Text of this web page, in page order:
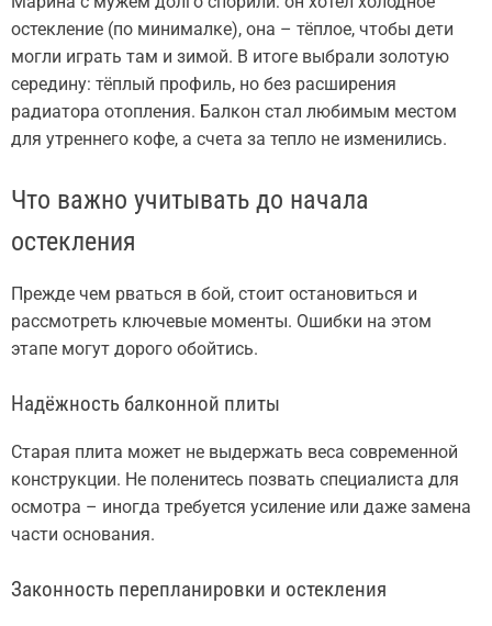
остекление (по минималке), она – тёплое, чтобы дети
могли играть там и зимой. В итоге выбрали золотую
середину: тёплый профиль, но без расширения
радиатора отопления. Балкон стал любимым местом
для утреннего кофе, а счета за тепло не изменились.
Что важно учитывать до начала
остекления
Прежде чем рваться в бой, стоит остановиться и
рассмотреть ключевые моменты. Ошибки на этом
этапе могут дорого обойтись.
Надёжность балконной плиты
Старая плита может не выдержать веса современной
конструкции. Не поленитесь позвать специалиста для
осмотра – иногда требуется усиление или даже замена
части основания.
Законность перепланировки и остекления